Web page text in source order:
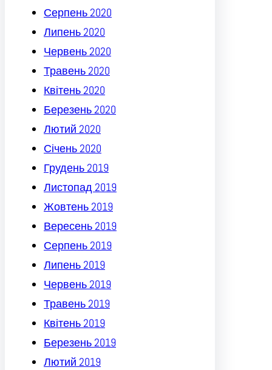
Серпень 2020
Липень 2020
Червень 2020
Травень 2020
Квітень 2020
Березень 2020
Лютий 2020
Січень 2020
Грудень 2019
Листопад 2019
Жовтень 2019
Вересень 2019
Серпень 2019
Липень 2019
Червень 2019
Травень 2019
Квітень 2019
Березень 2019
Лютий 2019